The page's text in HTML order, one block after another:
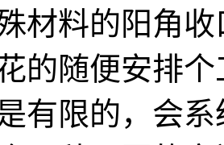
材料的阳角
的随便安排
有限的，会